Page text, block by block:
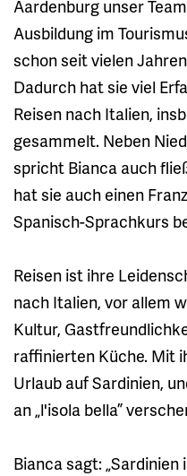
Aardenburg unser
Ausbildung im
schon seit vielen
Dadurch hat sie viel
Reisen nach Italien,
gesammelt. Neben
spricht Bianca auch
hat sie auch einen
Spanisch-Sprachkurs
Reisen ist ihre
nach Italien, vor allem
Kultur,
raffinierten Küche. Mit
Urlaub auf Sardinien,
an „l'isola bella”
Bianca sagt: